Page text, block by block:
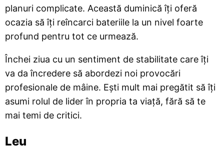
planuri complicate. Această duminică îți oferă
ocazia să îți reîncarci bateriile la un nivel foarte
profund pentru tot ce urmează.
Închei ziua cu un sentiment de stabilitate care îți
va da încredere să abordezi noi provocări
profesionale de mâine. Ești mult mai pregătit să îți
asumi rolul de lider în propria ta viață, fără să te
mai temi de critici.
Leu